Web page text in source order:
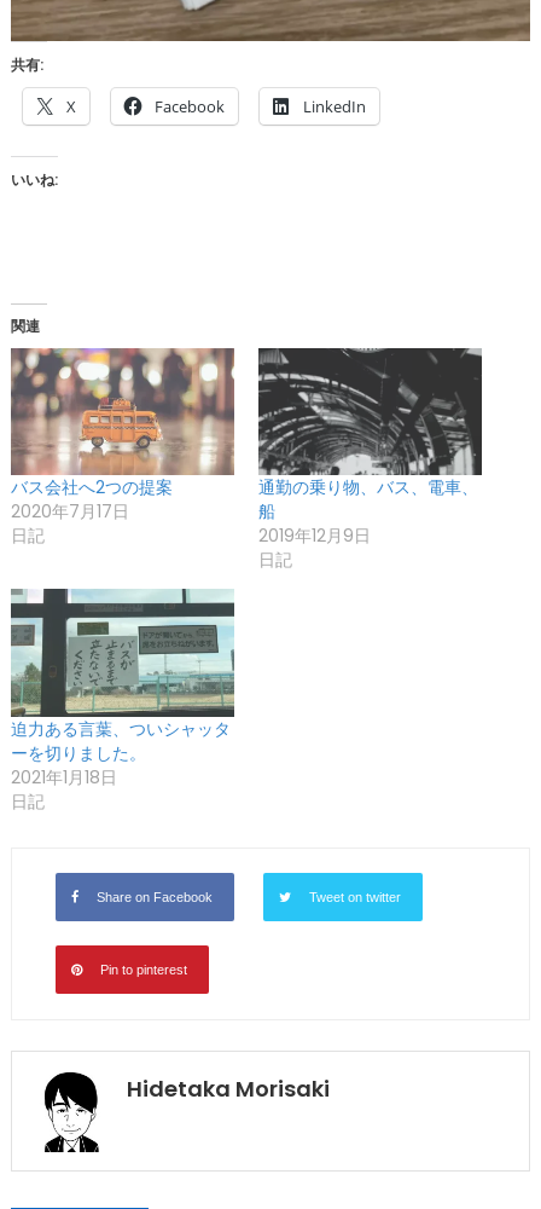
共有:
X Facebook LinkedIn
いいね:
関連
バス会社へ2つの提案
2020年7月17日
日記
通勤の乗り物、バス、電車、
船
2019年12月9日
日記
迫力ある言葉、ついシャッタ
ーを切りました。
2021年1月18日
日記
Share on Facebook Tweet on twitter
Pin to pinterest
Hidetaka Morisaki